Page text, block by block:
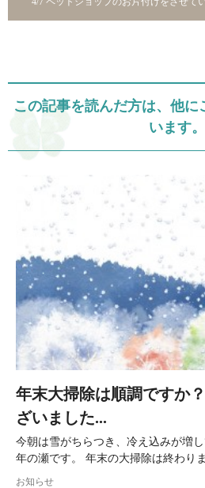
この記事を読んだ方は、他
います。
年末大掃除は順調ですか
ざいました...
今朝は雪がちらつき、冷え込みが増
年の瀬です。 年末の大掃除は終わり
お知らせ